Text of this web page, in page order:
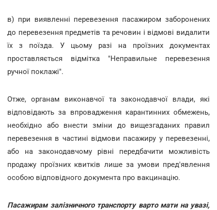
в) при виявленні перевезення пасажиром заборонених
до перевезення предметів та речовин і відмові видалити
їх з поїзда. У цьому разі на проїзних документах
проставляється відмітка "Неправильне перевезення
ручної поклажі".
Отже, органам виконавчої та законодавчої влади, які
відповідають за впровадження карантинних обмежень,
необхідно або внести зміни до вищезгаданих правил
перевезення в частині відмови пасажиру у перевезенні,
або на законодавчому рівні передбачити можливість
продажу проїзних квитків лише за умови пред'явлення
особою відповідного документа про вакцинацію.
Пасажирам залізничного транспорту варто мати на увазі,